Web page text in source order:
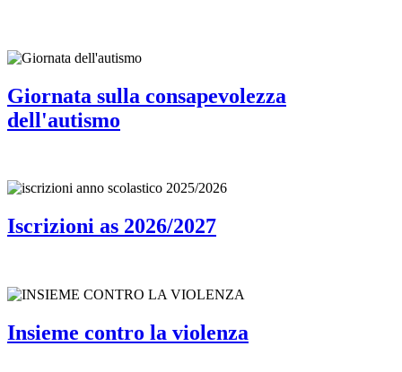
Giornata sulla consapevolezza
dell'autismo
Iscrizioni as 2026/2027
Insieme contro la violenza